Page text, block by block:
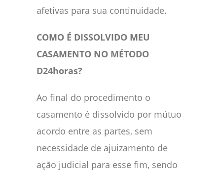
afetivas para sua continuidade.
COMO É DISSOLVIDO MEU
CASAMENTO NO MÉTODO
D24horas?
Ao final do procedimento o
casamento é dissolvido por mútuo
acordo entre as partes, sem
necessidade de ajuizamento de
ação judicial para esse fim, sendo